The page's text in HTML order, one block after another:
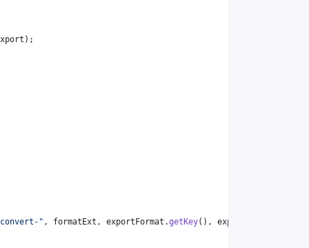
);
" , formatExt , exportFormat .getKey(), exportFormat